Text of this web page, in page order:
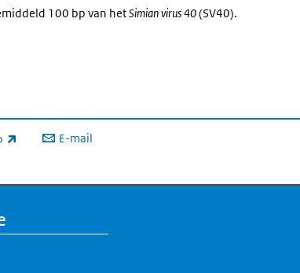
100 bp van hetSimian virus 40(SV40).
E-mail